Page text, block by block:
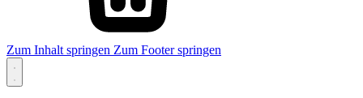
Zum Inhalt springen Zum Footer springen